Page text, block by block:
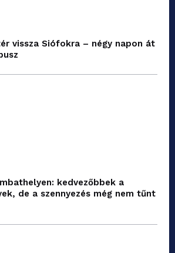
vissza Siófokra – négy napon át
kedvezőbbek a
de a szennyezés még nem tűnt